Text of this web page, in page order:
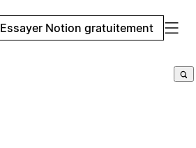
Essayer Notion gratuitement